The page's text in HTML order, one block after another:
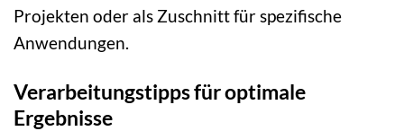
Projekten oder als Zuschnitt für spezifische
Anwendungen.
Verarbeitungstipps für optimale
Ergebnisse